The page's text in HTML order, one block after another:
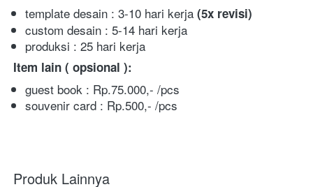
template desain : 3-10 hari kerja (5x revisi)
custom desain : 5-14 hari kerja
produksi : 25 hari kerja
Item lain ( opsional ):
guest book : Rp.75.000,- /pcs
souvenir card : Rp.500,- /pcs
Produk Lainnya